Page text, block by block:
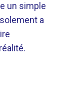
un simple
a